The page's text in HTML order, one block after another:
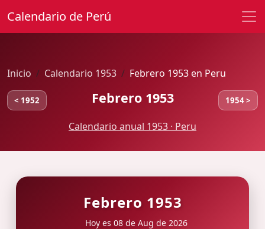
Calendario de Perú
Inicio Calendario 1953 Febrero 1953 en Peru
< 1952 Febrero 1953 1954 >
Calendario anual 1953 · Peru
Febrero 1953
Hoy es 08 de Aug de 2026